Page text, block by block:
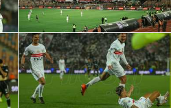
دوري أبطال أوروبا
دوري أبطال إفريقيا
كل البطولات